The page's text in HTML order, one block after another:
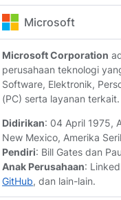
Microsoft
Microsoft Corporation
perusahaan teknologi
Software, Elektronik,
(PC) serta layanan terkait.
Didirikan: 04 April 1975,
New Mexico, Amerika
Pendiri: Bill Gates dan
Anak Perusahaan:
GitHub, dan lain-lain.